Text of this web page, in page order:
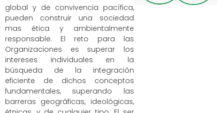
global y de convivencia pacífica,
pueden construir una sociedad
mas ética y ambientalmente
responsable. El reto para las
Organizaciones es superar los
intereses individuales en la
búsqueda de la integración
eficiente de dichos conceptos
fundamentales, superando las
barreras geográficas, ideológicas,